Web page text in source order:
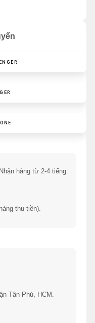
hàng từ 2-4 tiếng.
thu tiền).
Tân Phú, HCM.